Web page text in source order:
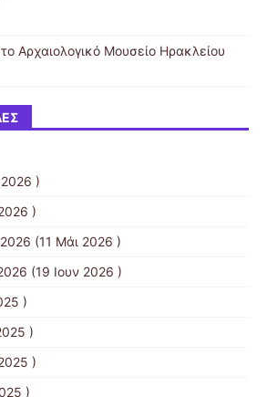
Αρχαιολογικό Μουσείο Ηρακλείου
)
)
(11 Μάι 2026 )
(19 Ιουν 2026 )
)
)
)
)